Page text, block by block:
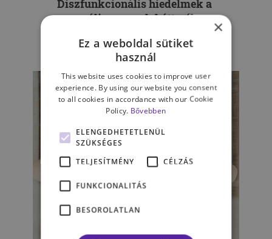
Diszfunkcionális hiedelmek a
szexuális zavarok hátterében, ×
Ez a weboldal sütiket
használ
This website uses cookies to improve user
experience. By using our website you consent
to all cookies in accordance with our Cookie
Policy. Bővebben
ELENGEDHETETLENÜL
SZÜKSÉGES
TELJESÍTMÉNY
CÉLZÁS
FUNKCIONALITÁS
BESOROLATLAN